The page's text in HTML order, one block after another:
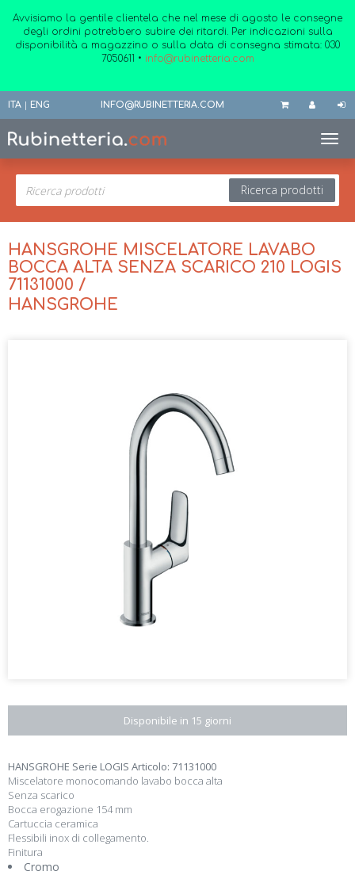
Avvisiamo la gentile clientela che nel mese di agosto le consegne
degli ordini potrebbero subire dei ritardi. Per indicazioni sulla
disponibilità a magazzino o sulla data di consegna stimata: 030
7050611 • info@rubinetteria.com
ITA | ENG INFO@RUBINETTERIA.COM
Ricerca prodotti
HANSGROHE MISCELATORE LAVABO
BOCCA ALTA SENZA SCARICO 210 LOGIS
71131000 /
HANSGROHE
Disponibile in 15 giorni
HANSGROHE Serie LOGIS Articolo: 71131000
Miscelatore monocomando lavabo bocca alta
Senza scarico
Bocca erogazione 154 mm
Cartuccia ceramica
Flessibili inox di collegamento.
Finitura
Cromo